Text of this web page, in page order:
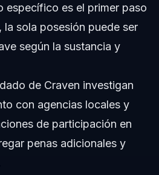
específico es el primer paso
sola posesión puede ser
según la sustancia y
de Craven investigan
con agencias locales y
de participación en
penas adicionales y